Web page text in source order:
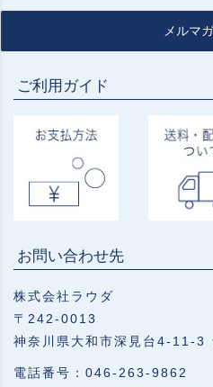
メルマ
ご利用ガイド
お問い合わせ先
株式会社ラウダ
〒242-0013
神奈川県大和市深見台4-11-3
電話番号：046-263-9862